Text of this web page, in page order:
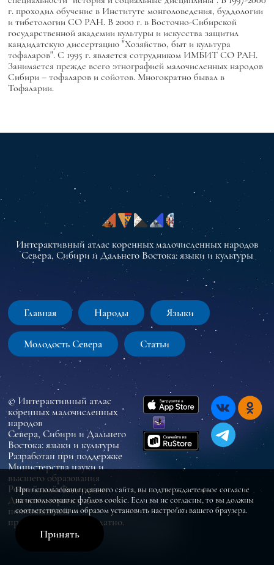
г. проходил обучение в Институте монголоведения, буддологии
и тибетологии СО РАН. В 2000 г. в Восточно-Сибирской
государственной академии культуры и искусства защитил
кандидатскую диссертацию "Хозяйство, быт и культура
тофаларов". С 1995 г. является сотрудником ИМБИТ СО РАН.
Занимается прежде всего этнографией малочисленных народов
Сибири – тофаларов и сойотов. Многократно бывал в
Тофаларии.
Интерактивный атлас коренных малочисленных народов
Севера, Сибири и Дальнего Востока: языки и культуры
Главная Народы Языки
Молодость Севера Статьи
© Интерактивный атлас
коренных малочисленных
народов
Севера, Сибири и Дальнего
Востока: языки и культуры
Разработан при поддержке
Министерства науки и
высшего образования
Российской Федерации
Доступ к сервису для
пользователей
предоставляется бесплатно.
При использовании данного сайта, вы подтверждаете свое согласие
на использование файлов cookie. Если вы не согласны, то вы должны
соответствующим образом установить настройки вашего браузера.
Принять